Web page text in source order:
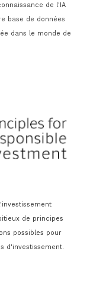
de l'IA
base de données
dans le monde de
de principes
possibles pour
d'investissement.